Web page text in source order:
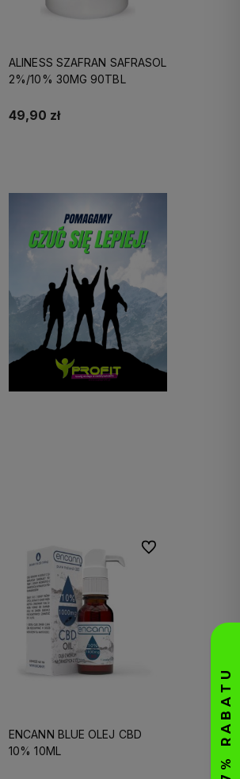
ALINESS SZAFRAN SAFRASOL
2%/10% 30MG 90TBL
49,90 zł
ENCANN BLUE OLEJ CBD
10% 10ML
Do ulubionych